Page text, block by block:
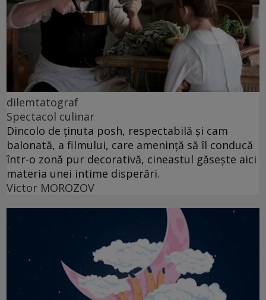
dilemtatograf
Spectacol culinar
Dincolo de ținuta posh, respectabilă și cam
balonată, a filmului, care amenință să îl conducă
într-o zonă pur decorativă, cineastul găsește aici
materia unei intime disperări.
Victor MOROZOV